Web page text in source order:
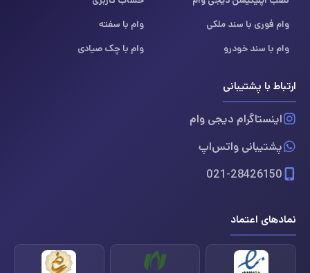
وام فوری با سند ملکی
وام با سفته
وام با سند خودرو
وام با چک صیادی
ارتباط با پشتیبانی
اینستاگرام دیجی وام
پشتیبانی واتس‌اپ
021-28426150
نمادهای اعتماد